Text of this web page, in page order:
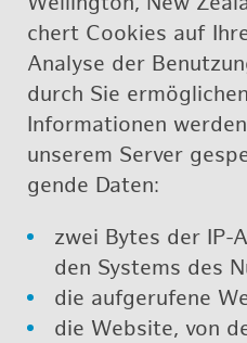
chert Coo­kies auf
Ana­ly­se der
durch Sie
In­for­ma­tio­nen
un­se­rem Ser­ver
gen­de Daten:
zwei Bytes der
den Sys­tems des
die auf­ge­ru­fe­ne
die Web­site, von